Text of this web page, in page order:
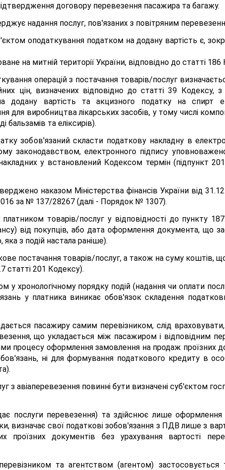
договору перевезення пасажира та багажу.
надання послуг, пов'язаних з повітряним
оподаткування податком на додану вартість є,
на митній території України, відповідно до статті 186
операцій з постачання товарів/послуг
цін, визначених відповідно до статті 39 Кодексу,
додану вартість та акцизного податку на спирт
виробництва лікарських засобів, у тому числі
бальзамів та еліксирів).
зобов'язаний скласти податкову накладну в
законодавством, електронного підпису
у встановлений Кодексом термін (підпункт
наказом Міністерства фінансів України від
за № 137/28267 (далі - Порядок № 1307).
товарів/послуг у відповідності до пункту
від покупців, або дата оформлення документа, що
з подій настала раніше).
постачання товарів/послуг, а також на суму коштів,
статті 201 Кодексу).
у хронологічному порядку подій (надання чи оплати
у платника виникає обов'язок складення
пасажиру самим перевізником, слід
що укладається між пасажиром і відповідним
процесу оформлення замовлення на продаж проїзних
ні для формування податкового кредиту в
з авіаперевезення повинні бути визначені суб'єктом
послуги перевезення) та здійснює лише оформлення
визначає свої податкові зобов'язання з ПДВ лише з
документів без урахування вартості
та агентством (агентом) застосовується